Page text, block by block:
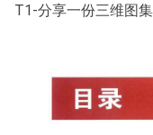
T1-分享一份三维图